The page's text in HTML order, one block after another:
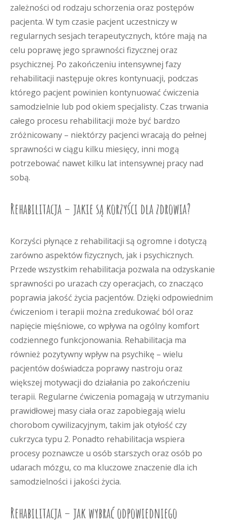
zależności od rodzaju schorzenia oraz postępów
pacjenta. W tym czasie pacjent uczestniczy w
regularnych sesjach terapeutycznych, które mają na
celu poprawę jego sprawności fizycznej oraz
psychicznej. Po zakończeniu intensywnej fazy
rehabilitacji następuje okres kontynuacji, podczas
którego pacjent powinien kontynuować ćwiczenia
samodzielnie lub pod okiem specjalisty. Czas trwania
całego procesu rehabilitacji może być bardzo
zróżnicowany – niektórzy pacjenci wracają do pełnej
sprawności w ciągu kilku miesięcy, inni mogą
potrzebować nawet kilku lat intensywnej pracy nad
sobą.
Rehabilitacja – jakie są korzyści dla zdrowia?
Korzyści płynące z rehabilitacji są ogromne i dotyczą
zarówno aspektów fizycznych, jak i psychicznych.
Przede wszystkim rehabilitacja pozwala na odzyskanie
sprawności po urazach czy operacjach, co znacząco
poprawia jakość życia pacjentów. Dzięki odpowiednim
ćwiczeniom i terapii można zredukować ból oraz
napięcie mięśniowe, co wpływa na ogólny komfort
codziennego funkcjonowania. Rehabilitacja ma
również pozytywny wpływ na psychikę – wielu
pacjentów doświadcza poprawy nastroju oraz
większej motywacji do działania po zakończeniu
terapii. Regularne ćwiczenia pomagają w utrzymaniu
prawidłowej masy ciała oraz zapobiegają wielu
chorobom cywilizacyjnym, takim jak otyłość czy
cukrzyca typu 2. Ponadto rehabilitacja wspiera
procesy poznawcze u osób starszych oraz osób po
udarach mózgu, co ma kluczowe znaczenie dla ich
samodzielności i jakości życia.
Rehabilitacja – jak wybrać odpowiedniego